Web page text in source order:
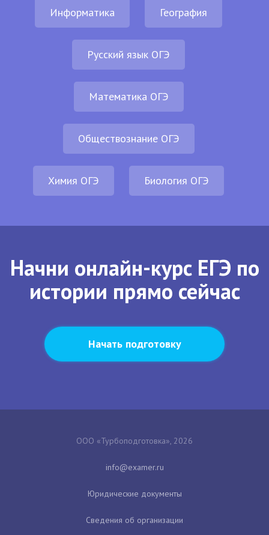
Информатика География
Русский язык ОГЭ
Математика ОГЭ
Обществознание ОГЭ
Химия ОГЭ Биология ОГЭ
Начни онлайн-курс ЕГЭ по
истории прямо сейчас
Начать подготовку
ООО «Турбоподготовка», 2026
Юридические документы
Сведения об организации